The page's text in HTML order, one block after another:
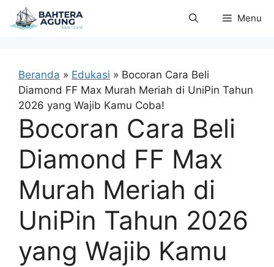
Langsung
ke
Menu
Beranda » Edukasi » Bocoran Cara Beli
Diamond FF Max Murah Meriah di UniPin Tahun
2026 yang Wajib Kamu Coba!
Bocoran Cara Beli
Diamond FF Max
Murah Meriah di
UniPin Tahun 2026
yang Wajib Kamu